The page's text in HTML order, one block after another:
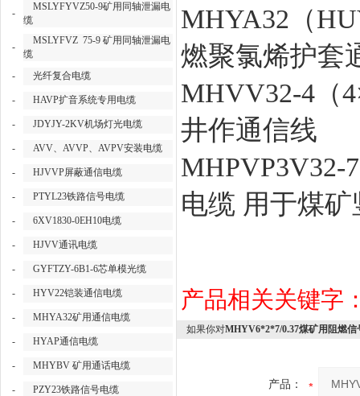
-
MSLYFYVZ50-9矿用同轴泄漏电
缆
-
MSLYFVZ 75-9 矿用同轴泄漏电
缆
-
光纤复合电缆
- HAVP扩音系统专用电缆
- JDYJY-2KV机场灯光电缆
- AVV、AVVP、AVPV安装电缆
- HJVVP屏蔽通信电缆
- PTYL23铁路信号电缆
- 6XV1830-0EH10电缆
- HJVV通讯电缆
- GYFTZY-6B1-6芯单模光缆
- HYV22铠装通信电缆
- MHYA32矿用通信电缆
- HYAP通信电缆
- MHYBV 矿用通话电缆
- PZY23铁路信号电缆
MHYA32（
燃聚氯烯护套
MHVV32-4（
井作通信线
MHPVP3V32-
电缆 用于煤
产品相关关键字
如果你对MHYV6*2*7/0.37煤矿用阻燃信
产品：